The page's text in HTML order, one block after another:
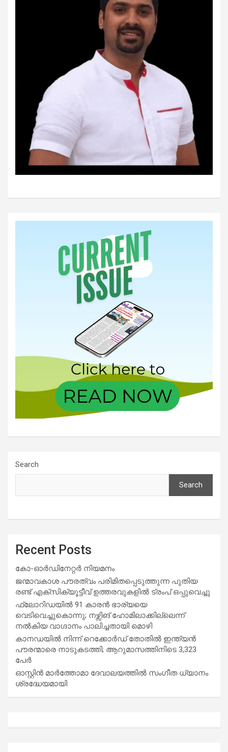
Search
Search
Recent Posts
കോ-ഓർഡിനേറ്റർ നിയമനം
ജന്മാവകാശ പൗരത്വം പരിമിതപ്പെടുത്തുന്ന പുതിയ
രണ്ട് എക്സിക്യൂട്ടീവ് ഉത്തരവുകളിൽ ട്രംപ് ഒപ്പുവെച്ചു
ഫ്ലോറിഡയിൽ 91 കാരൻ ഭാര്യയെ
വെടിവെച്ചുകൊന്നു; നഴ്സിങ് ഹോമിലാക്കില്ലെന്ന്
നൽകിയ വാഗ്ദാനം പാലിച്ചതായി മൊഴി
കാനഡയിൽ നിന്ന് റെക്കോർഡ് തോതിൽ ഇന്ത്യൻ
പൗരന്മാരെ നാടുകടത്തി; ആറുമാസത്തിനിടെ 3,323
പേർ
ഓസ്റ്റിൻ മാർത്തോമാ ദേവാലയത്തിൽ സംഗീത ധ്യാനം
ശ്രദ്ധേയമായി